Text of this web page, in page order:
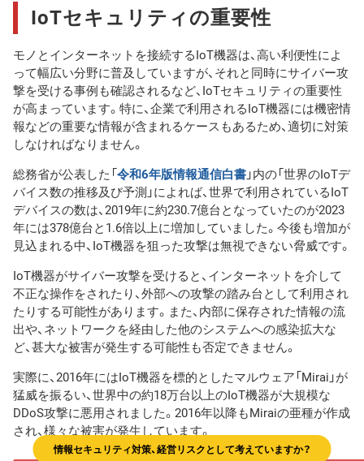
IoTセキュリティの重要性
モノとインターネットを接続するIoT機器は、高い利便性によ
って幅広い分野に普及していますが、それと同時にサイバー攻
撃を受ける事例も確認されるなど、IoTセキュリティの重要性
が高まっています。特に、企業で利用されるIoT機器には機密情
報などの重要な情報が含まれるケースもあるため、適切に対策
しなければなりません。
総務省が公表した「令和6年版情報通信白書」内の「世界のIoTデ
バイス数の推移及び予測」によれば、世界で利用されているIoT
デバイスの数は、2019年に約230.7億台となっていたのが2023
年には378億台と1.6倍以上に増加していました。今後も増加が
見込まれる中、IoT機器を狙った攻撃は無視できない脅威です。
IoT機器がサイバー攻撃を受けると、インターネットを介して
不正な操作をされたり、外部への攻撃の踏み台として利用され
たりする可能性があります。また、内部に保存された情報の流
出や、ネットワークを経由した他のシステムへの感染拡大な
ど、甚大な被害が発生する可能性も否定できません。
実際に、2016年にはIoT機器を標的としたマルウェア「Mirai」が
猛威を振るい、世界中の約18万台以上のIoT機器が大規模な
DDoS攻撃に悪用されました。2016年以降もMiraiの亜種が作成
され、様々な被害が発生しています。
情報セキュリティ対策、経営リスクとして考えていますか？